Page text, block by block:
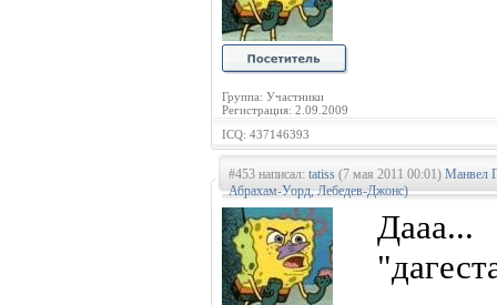
Группа: Участники
Регистрация: 2.09.2009
ICQ: 437146393
#453 написал: tatiss (7 мая 2011 00:01) Манвел
Абрахам-Уорд, Лебедев-Джонс)